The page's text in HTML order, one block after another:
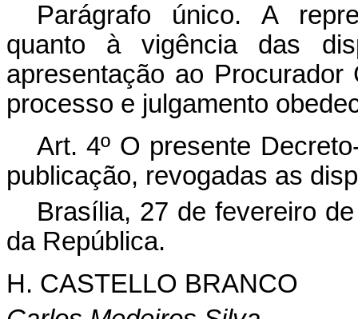
Parágrafo único. A
quanto à vigência das
apresentação ao
processo e julgamento
Art. 4º O presente
publicação, revogadas as
Brasília, 27 de fevereiro
da República.
H. CASTELLO BRANCO